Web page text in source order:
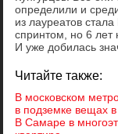
определили и
из лауреатов
спринтом, но 6 лет
И уже добилась
Читайте также:
В московском
в подземке вещах в
В Самаре в